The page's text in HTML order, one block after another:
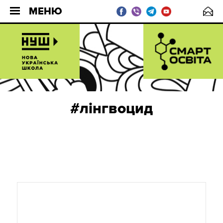
МЕНЮ
#лінгвоцид